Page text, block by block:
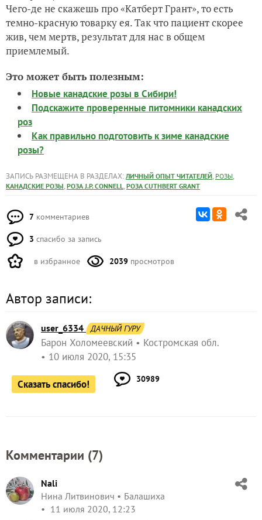
Чего-де не скажешь про «Катберт Грант», то есть
темно-красную товарку ея. Так что пациент скорее
жив, чем мертв, результат для нас в общем
приемлемый.
Это может быть полезным:
Новые канадские розы в Сибири!
Подскажите проверенные питомники канадских
роз
Как правильно подготовить к зиме канадские
розы?
ЗАПИСЬ РАЗМЕЩЕНА В РАЗДЕЛАХ: ЛИЧНЫЙ ОПЫТ ЧИТАТЕЛЕЙ, РОЗЫ,
КАНАДСКИЕ РОЗЫ, РОЗА J.P. CONNELL, РОЗА CUTHBERT GRANT
7 комментариев
3 спасибо за запись
в избранное 2039 просмотров
Автор записи:
user_6334 ДАЧНЫЙ ГУРУ
Барон Холомеевский
Костромская обл.
10 июля 2020, 15:35
Сказать спасибо! 30989
Комментарии (7)
Nali
Нина Литвинович
Балашиха
11 июля 2020, 12:23